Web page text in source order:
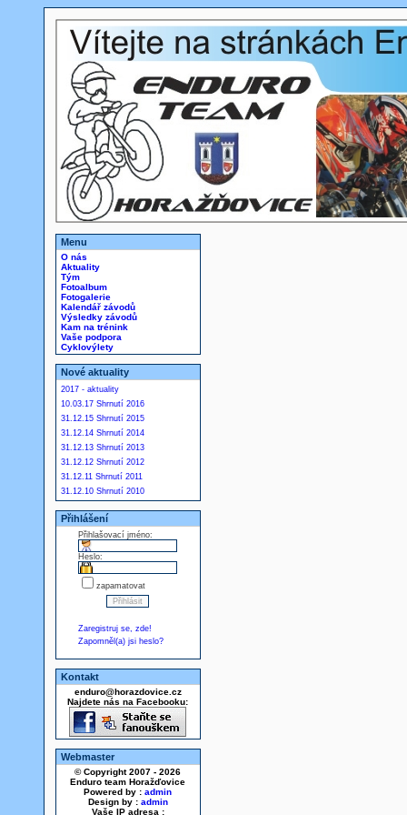
Menu
O nás
Aktuality
Tým
Fotoalbum
Fotogalerie
Kalendář závodů
Výsledky závodů
Kam na trénink
Vaše podpora
Cyklovýlety
Nové aktuality
2017 - aktuality
10.03.17 Shrnutí 2016
31.12.15 Shrnutí 2015
31.12.14 Shrnutí 2014
31.12.13 Shrnutí 2013
31.12.12 Shrnutí 2012
31.12.11 Shrnutí 2011
31.12.10 Shrnutí 2010
Přihlášení
Přihlašovací jméno:
Heslo:
zapamatovat
Zaregistruj se, zde!
Zapomněl(a) jsi heslo?
Kontakt
enduro@horazdovice.cz
Najdete nás na Facebooku:
Webmaster
© Copyright 2007 - 2026
Enduro team Horažďovice
Powered by : admin
Design by : admin
Vaše IP adresa :